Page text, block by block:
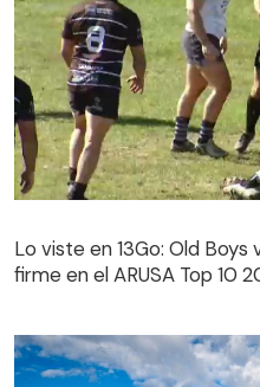
Lo viste en 13Go: Old
firme en el ARUSA Top 10